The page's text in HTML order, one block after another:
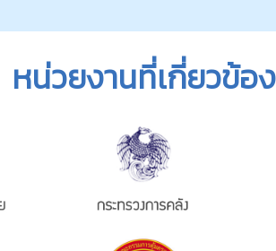
หน่วยงานที่เกี่ยวข้อง